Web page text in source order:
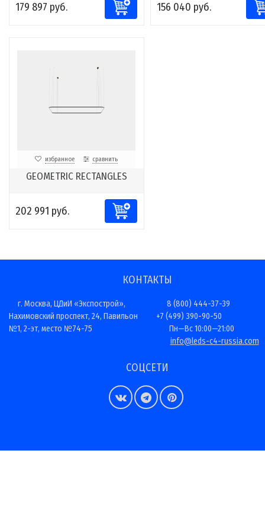
179 897 руб. 156 040 руб.
избранное сравнить
GEOMETRIC RECTANGLES
202 991 руб.
КОНТАКТЫ
г. Москва, ЦДиИ «Экспострой»,
Нахимовский проспект, 24, Павильон
№1, 2-эт, место №74-75
8 (800) 444-37-39
+7 (499) 390-90-50
Пн—Вс 10:00—21:00
info@leds-c4-russia.com
СОЦСЕТИ